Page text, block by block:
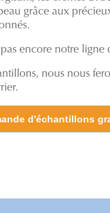
grâce aux
encore notre ligne
nous nous
d'échantillons